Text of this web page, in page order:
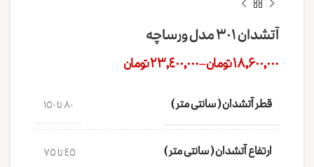
آتشدان 301 مدل ورساچه
18,600,000تومان–
23,400,000تومان
قطر آتشدان ( سانتی متر ) 80 تا 150
ارتفاع آتشدان ( سانتی متر ) 45 تا 75